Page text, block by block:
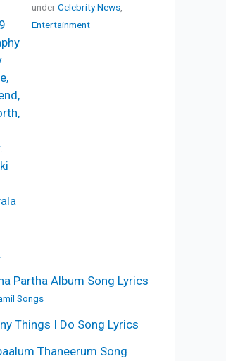
underCelebrity News
Entertainment
Partha Album Song Lyrics
Songs
Things I Do Song Lyrics
Thaneerum Song